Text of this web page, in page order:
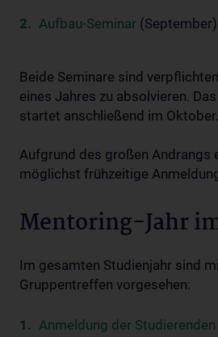
Aufbau-Seminar (September)
Beide Seminare sind
eines Jahres zu absolvieren.
startet anschließend im Oktober.
Aufgrund des großen Andrangs
möglichst frühzeitige
Mentoring-Jahr
Im gesamten Studienjahr sind
Gruppentreffen vorgesehen:
Anmeldung der Studierenden